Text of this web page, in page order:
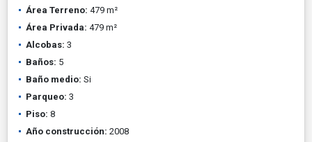
Área Terreno: 479 m²
Área Privada: 479 m²
Alcobas: 3
Baños: 5
Baño medio: Si
Parqueo: 3
Piso: 8
Año construcción: 2008